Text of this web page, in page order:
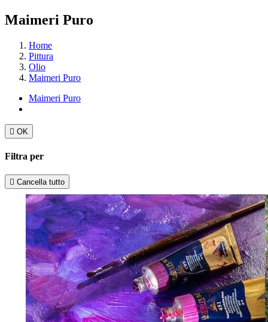
Maimeri Puro
Home
Pittura
Olio
Maimeri Puro
Maimeri Puro
 OK
Filtra per
 Cancella tutto